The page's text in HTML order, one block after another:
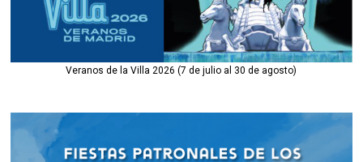
Veranos de la Villa 2026 (7 de julio al 30 de agosto)